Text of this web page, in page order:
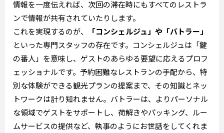
情報を一度伝えれば、次回の滞在時にもすべてのレストラ
ンで情報が共有されていたりします。
これを実現するのが、
「コンシェルジュ」や「バトラー」
といった専門スタッフの存在です。コンシェルジュは「鍵
の番人」を意味し、ゲストのあらゆる要望に応えるプロフ
ェッショナルです。予約困難なレストランの手配から、特
別な体験ができる観光プランの提案まで、その知識とネッ
トワークは計り知れません。バトラーは、よりパーソナル
な領域でゲストをサポートし、荷解きやパッキング、ルー
ムサービスの提供など、執事のようにお世話をしてくれま